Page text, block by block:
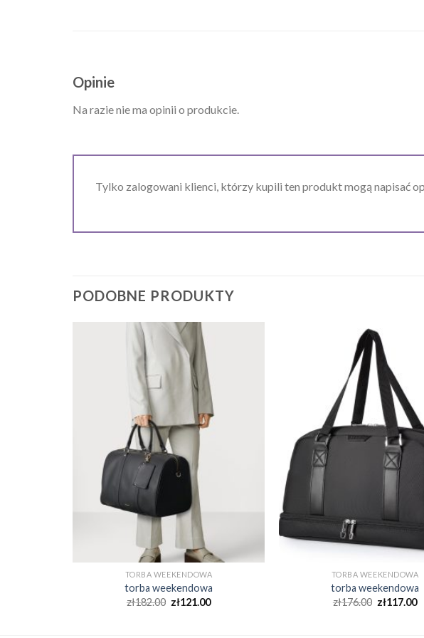
Opinie
Na razie nie ma opinii o produkcie.
Tylko zalogowani klienci, którzy kupili ten produkt mogą napisać
PODOBNE PRODUKTY
TORBA WEEKENDOWA
torba weekendowa
zł182.00 zł121.00
TORBA WEEKENDOWA
torba weekendowa
zł176.00 zł117.00